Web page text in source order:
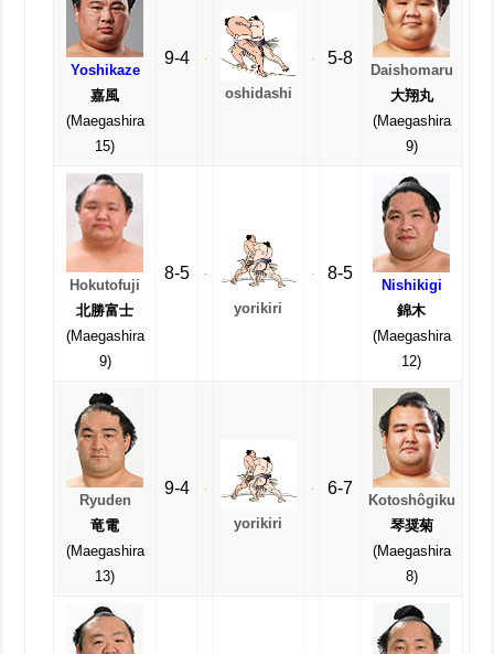
Yoshikaze
嘉風
(Maegashira
15)
9-4
oshidashi
5-8
Daishomaru
大翔丸
(Maegashira
9)
Hokutofuji
北勝富士
(Maegashira
9)
8-5
yorikiri
8-5
Nishikigi
錦木
(Maegashira
12)
Ryuden
竜電
(Maegashira
13)
9-4
yorikiri
6-7
Kotoshôgiku
琴奨菊
(Maegashira
8)